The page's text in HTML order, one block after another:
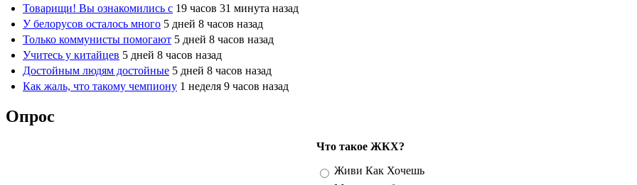
Товарищи! Вы ознакомились с 19 часов 31 минута назад
У белорусов осталось много 5 дней 8 часов назад
Только коммунисты помогают 5 дней 8 часов назад
Учитесь у китайцев 5 дней 8 часов назад
Достойным людям достойные 5 дней 8 часов назад
Как жаль, что такому чемпиону 1 неделя 9 часов назад
Опрос
Что такое ЖКХ?
Варианты
Живи Как Хочешь